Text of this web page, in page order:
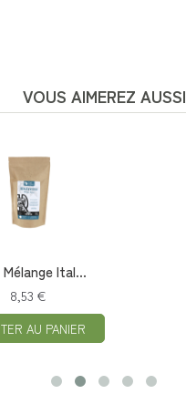
VOUS AIMEREZ AUSSI
Ital...
€
PANIER